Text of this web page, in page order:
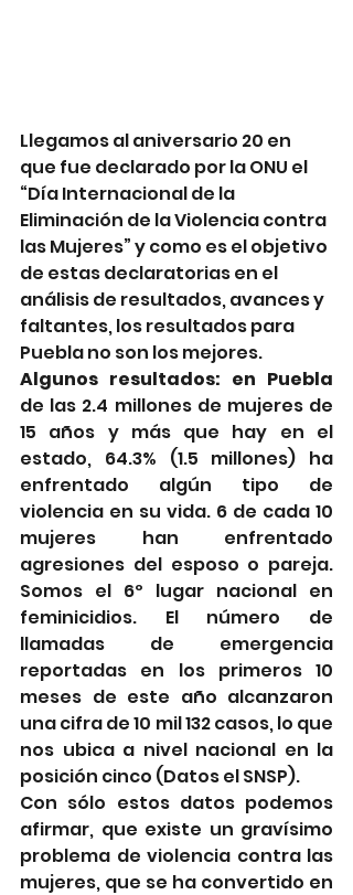
Llegamos al aniversario 20 en
que fue declarado por la ONU el
“Día Internacional de la
Eliminación de la Violencia contra
las Mujeres” y como es el objetivo
de estas declaratorias en el
análisis de resultados, avances y
faltantes, los resultados para
Puebla no son los mejores.
Algunos resultados: en Puebla
de las 2.4 millones de mujeres de
15 años y más que hay en el
estado, 64.3% (1.5 millones) ha
enfrentado algún tipo de
violencia en su vida. 6 de cada 10
mujeres han enfrentado
agresiones del esposo o pareja.
Somos el 6º lugar nacional en
feminicidios. El número de
llamadas de emergencia
reportadas en los primeros 10
meses de este año alcanzaron
una cifra de 10 mil 132 casos, lo que
nos ubica a nivel nacional en la
posición cinco (Datos el SNSP).
Con sólo estos datos podemos
afirmar, que existe un gravísimo
problema de violencia contra las